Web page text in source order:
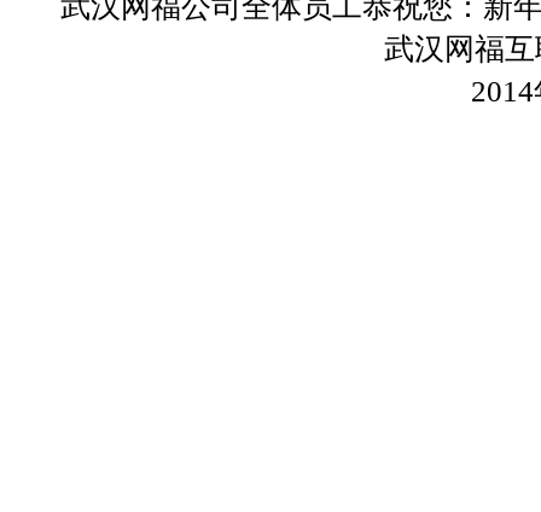
武汉网福互联科技
2014年1月